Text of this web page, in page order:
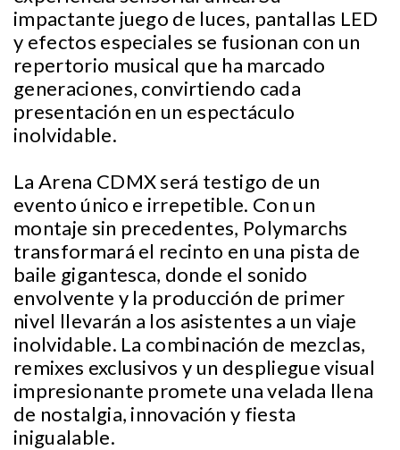
impactante juego de luces, pantallas LED
y efectos especiales se fusionan con un
repertorio musical que ha marcado
generaciones, convirtiendo cada
presentación en un espectáculo
inolvidable.
La Arena CDMX será testigo de un
evento único e irrepetible. Con un
montaje sin precedentes, Polymarchs
transformará el recinto en una pista de
baile gigantesca, donde el sonido
envolvente y la producción de primer
nivel llevarán a los asistentes a un viaje
inolvidable. La combinación de mezclas,
remixes exclusivos y un despliegue visual
impresionante promete una velada llena
de nostalgia, innovación y fiesta
inigualable.